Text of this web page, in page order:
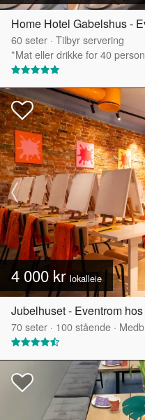
Home Hotel Gabelshus -
60seter · Tilbyr servering
*Mat eller drikke for 40
4 000 kr lokalleie
Jubelhuset - Eventrom
70seter · 100stående ·